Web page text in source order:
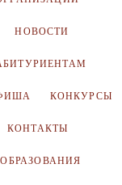
НОВОСТИ
КОНКУРСЫ
КОНТАКТЫ